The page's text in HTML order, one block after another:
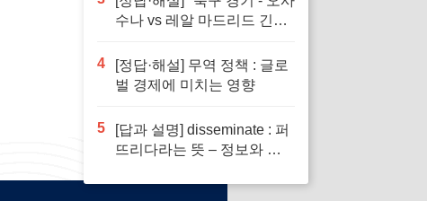
수나 vs 레알 마드리드 긴장
4
[정답·해설] 무역 정책 : 글로
벌 경제에 미치는 영향
5
[답과 설명] disseminate : 퍼
뜨리다라는 뜻 – 정보와 지
할을 하는 단어